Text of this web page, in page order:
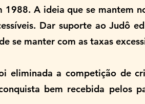
1988. A ideia que se mantem
Dar suporte ao Judô
se manter com as taxas
eliminada a competição de
bem recebida pelos